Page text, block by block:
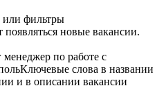
или фильтры
новые вакансии.
по работе с
Ключевые слова в названии
и в описании вакансии